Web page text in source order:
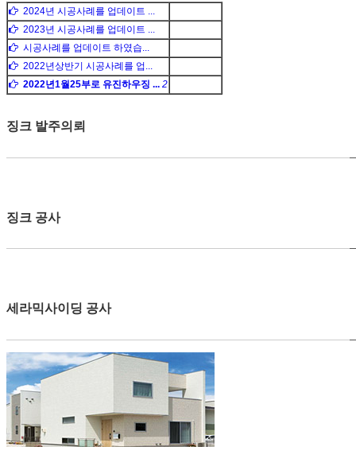
2024년 시공사례를 업데이트 ...
2023년 시공사례를 업데이트 ...
시공사례를 업데이트 하였습...
2022년상반기 시공사례를 업...
2022년1월25부로 유진하우징 ... 2
징크 발주의뢰
징크 공사
세라믹사이딩 공사